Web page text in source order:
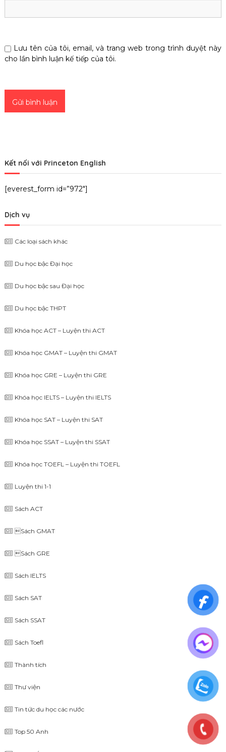
Lưu tên của tôi, email, và trang web trong trình duyệt này
cho lần bình luận kế tiếp của tôi.
Kết nối với Princeton English
[everest_form id=”972″]
Dịch vụ
Các loại sách khác
Du học bậc Đại học
Du học bậc sau Đại học
Du học bậc THPT
Khóa học ACT – Luyện thi ACT
Khóa học GMAT – Luyện thi GMAT
Khóa học GRE – Luyện thi GRE
Khóa học IELTS – Luyện thi IELTS
Khóa học SAT – Luyện thi SAT
Khóa học SSAT – Luyện thi SSAT
Khóa học TOEFL – Luyện thi TOEFL
Luyện thi 1-1
Sách ACT
Sách GMAT
Sách GRE
Sách IELTS
Sách SAT
Sách SSAT
Sách Toefl
Thành tích
Thư viện
Tin tức du học các nước
Top 50 Anh